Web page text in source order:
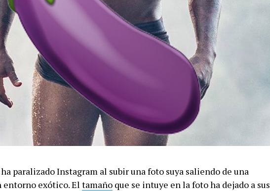
paralizado Instagram al subir una foto suya saliendo de una
entorno exótico. El tamaño que se intuye en la foto ha dejado a sus